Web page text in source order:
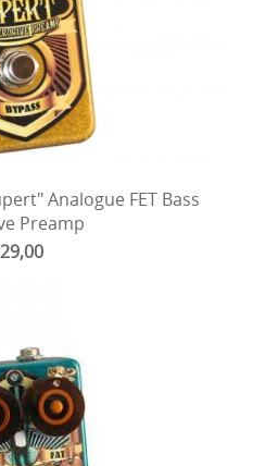
Analogue FET Bass
Preamp